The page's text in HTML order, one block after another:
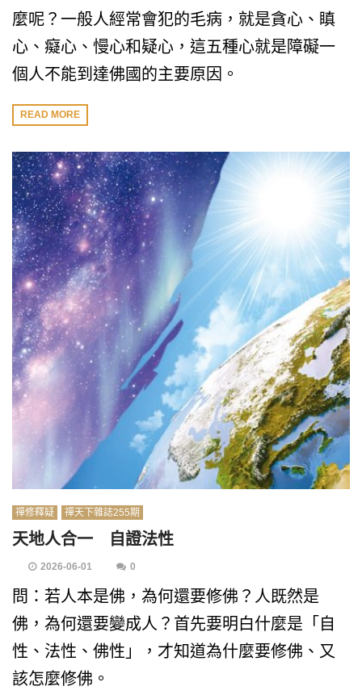
麼呢？一般人經常會犯的毛病，就是貪心、瞋
心、癡心、慢心和疑心，這五種心就是障礙一
個人不能到達佛國的主要原因。
READ MORE
禪修釋疑 禪天下雜誌255期
天地人合一 自證法性
2026-06-01 0
問：若人本是佛，為何還要修佛？人既然是
佛，為何還要變成人？首先要明白什麼是「自
性、法性、佛性」，才知道為什麼要修佛、又
該怎麼修佛。